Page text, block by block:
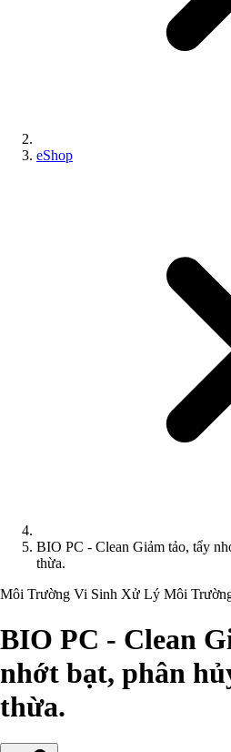
eShop
BIO PC - Clean Giảm tảo, tẩy
thừa.
Môi Trường Vi Sinh Xử Lý Môi
BIO PC - Clean
nhớt bạt, phân
thừa.